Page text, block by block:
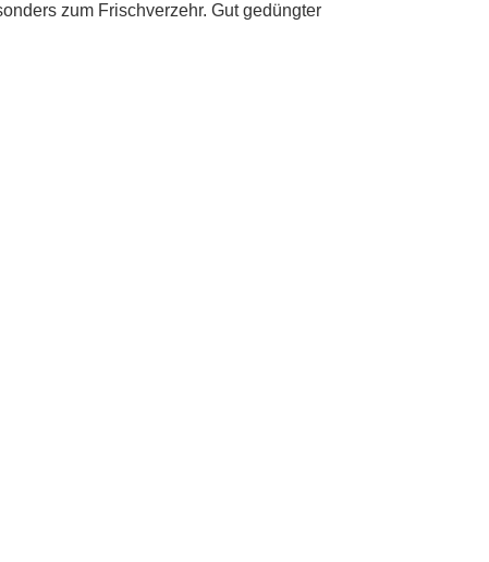
zum Frischverzehr. Gut gedüngter